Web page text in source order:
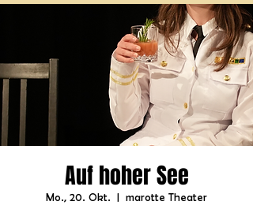
Auf hoher See
Mo., 20. Okt. marotte Theater